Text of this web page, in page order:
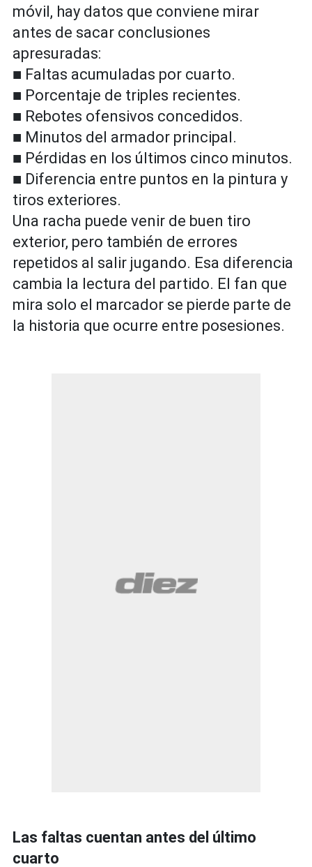
móvil, hay datos que conviene mirar
antes de sacar conclusiones
apresuradas:
■ Faltas acumuladas por cuarto.
■ Porcentaje de triples recientes.
■ Rebotes ofensivos concedidos.
■ Minutos del armador principal.
■ Pérdidas en los últimos cinco minutos.
■ Diferencia entre puntos en la pintura y
tiros exteriores.
Una racha puede venir de buen tiro
exterior, pero también de errores
repetidos al salir jugando. Esa diferencia
cambia la lectura del partido. El fan que
mira solo el marcador se pierde parte de
la historia que ocurre entre posesiones.
Las faltas cuentan antes del último
cuarto